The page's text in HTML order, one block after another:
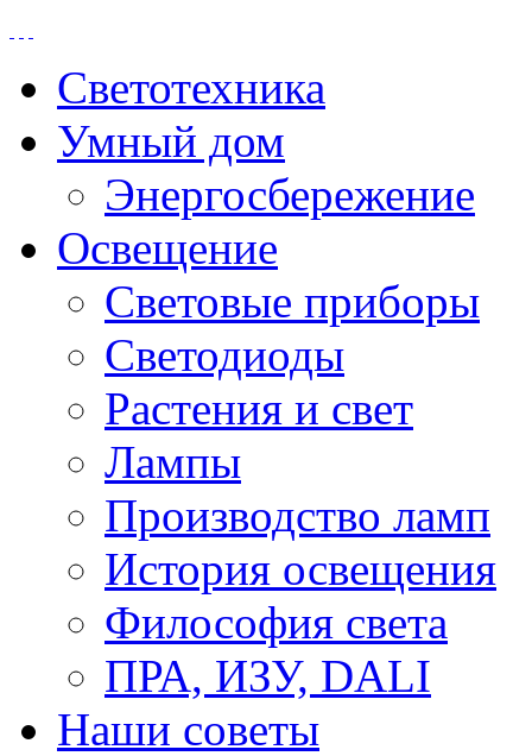
Светотехника
Умный дом
Энергосбережение
Освещение
Световые приборы
Светодиоды
Растения и свет
Лампы
Производство ламп
История освещения
Философия света
ПРА, ИЗУ, DALI
Наши советы